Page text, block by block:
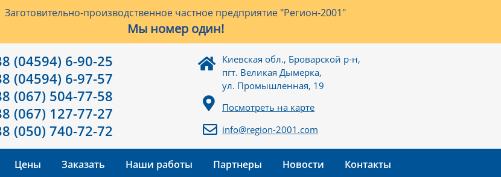
Заготовительно-производственное частное предприятие "Регион-2001"
Мы номер один!
(04594) 6-90-25
(04594) 6-97-57
(067) 504-77-58
(067) 127-77-27
(050) 740-72-72
Киевская обл., Броварской р-н,
пгт. Великая Дымерка,
ул. Промышленная, 19
Посмотреть на карте
info@region-2001.com
Цены Заказать Наши работы Партнеры Новости Контакты